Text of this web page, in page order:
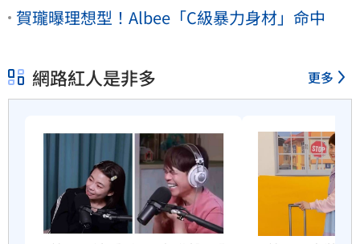
賀瓏曝理想型！Albee「C級暴力身材」命中
網路紅人是非多 更多